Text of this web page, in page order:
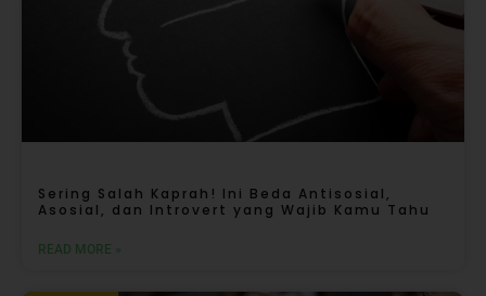
Sering Salah Kaprah! Ini Beda Antisosial,
Asosial, dan Introvert yang Wajib Kamu Tahu
READ MORE »